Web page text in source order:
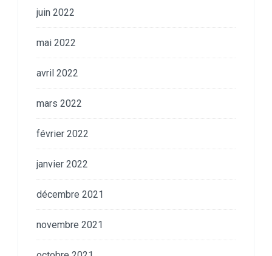
juin 2022
mai 2022
avril 2022
mars 2022
février 2022
janvier 2022
décembre 2021
novembre 2021